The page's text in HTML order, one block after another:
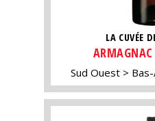
LA CUVÉE
ARMAGNAC
Sud Ouest